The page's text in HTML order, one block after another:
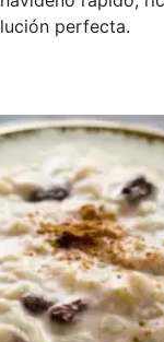
perfecta.